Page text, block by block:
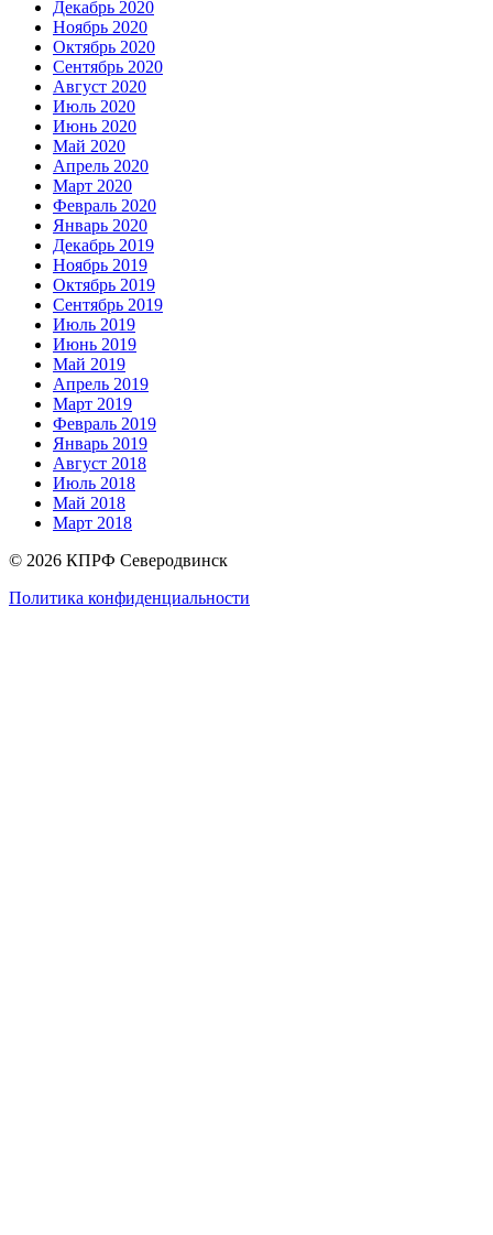
Декабрь 2020
Ноябрь 2020
Октябрь 2020
Сентябрь 2020
Август 2020
Июль 2020
Июнь 2020
Май 2020
Апрель 2020
Март 2020
Февраль 2020
Январь 2020
Декабрь 2019
Ноябрь 2019
Октябрь 2019
Сентябрь 2019
Июль 2019
Июнь 2019
Май 2019
Апрель 2019
Март 2019
Февраль 2019
Январь 2019
Август 2018
Июль 2018
Май 2018
Март 2018
© 2026 КПРФ Северодвинск
Политика конфиденциальности